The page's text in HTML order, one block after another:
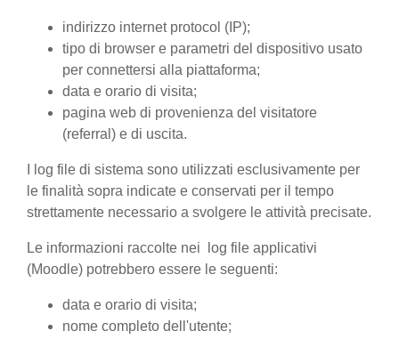
indirizzo internet protocol (IP);
tipo di browser e parametri del dispositivo usato
per connettersi alla piattaforma;
data e orario di visita;
pagina web di provenienza del visitatore
(referral) e di uscita.
I log file di sistema sono utilizzati esclusivamente per
le finalità sopra indicate e conservati per il tempo
strettamente necessario a svolgere le attività precisate.
Le informazioni raccolte nei log file applicativi
(Moodle) potrebbero essere le seguenti:
data e orario di visita;
nome completo dell'utente;